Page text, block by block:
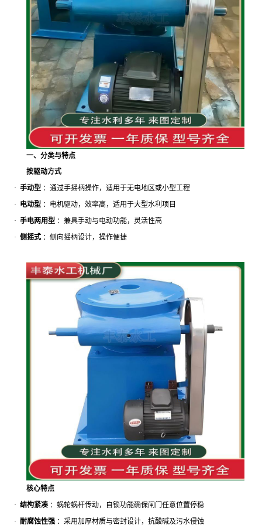
一、分类与特点
按驱动方式
·手动型 ：通过手摇柄操作，适用于无电地区或小型工程
· 电动型 ：电机驱动，效率高，适用于大型水利项目
·手电两用型 ：兼具手动与电动功能，灵活性高
·侧摇式 ：侧向摇柄设计，操作便捷
核心特点
·结构紧凑：蜗轮蜗杆传动，自锁功能确保闸门任意位置停稳
· 耐腐蚀性强 ：采用加厚材质与密封设计，抗酸碱及污水侵蚀